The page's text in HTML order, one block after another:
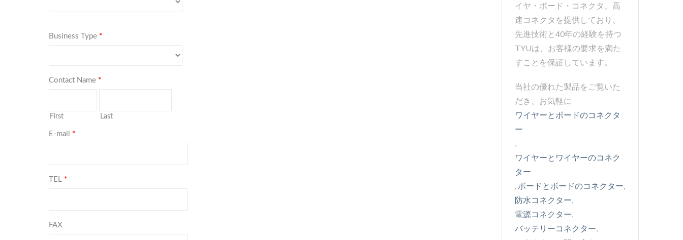
イヤ・ボード・コネクタ、高
速コネクタを提供しており、
先進技術と40年の経験を持つ
TYUは、お客様の要求を満た
すことを保証しています。
当社の優れた製品をご覧いた
だき、お気軽に
ワイヤーとボードのコネクタ
ー
,
ワイヤーとワイヤーのコネク
ター
, ボードとボードのコネクター,
防水コネクター,
電源コネクター,
バッテリーコネクター,